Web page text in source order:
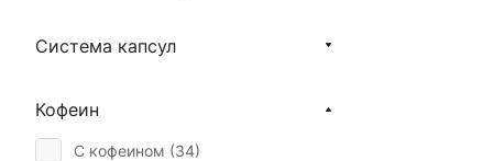
Капучино (
Кофе с молоком (
Система капсул
Кофеин
С кофеином (34)